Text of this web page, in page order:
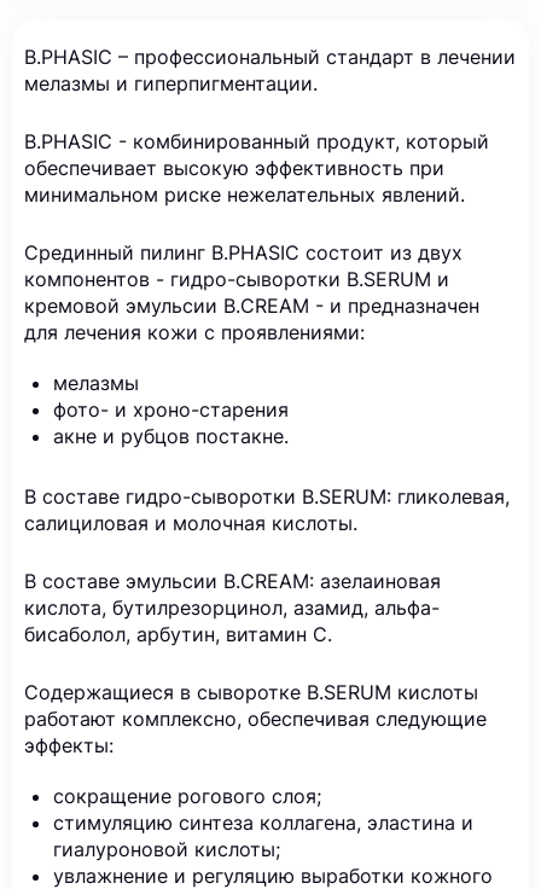
B.PHASIC – профессиональный стандарт в лечении
мелазмы и гиперпигментации.
B.PHASIC - комбинированный продукт, который
обеспечивает высокую эффективность при
минимальном риске нежелательных явлений.
Срединный пилинг B.PHASIC состоит из двух
компонентов - гидро-сыворотки B.SERUM и
кремовой эмульсии B.CREAM - и предназначен
для лечения кожи с проявлениями:
мелазмы
фото- и хроно-старения
акне и рубцов постакне.
В составе гидро-сыворотки B.SERUM: гликолевая,
салициловая и молочная кислоты.
В составе эмульсии B.CREAM: азелаиновая
кислота, бутилрезорцинол, азамид, альфа-
бисаболол, арбутин, витамин С.
Содержащиеся в сыворотке B.SERUM кислоты
работают комплексно, обеспечивая следующие
эффекты:
сокращение рогового слоя;
стимуляцию синтеза коллагена, эластина и
гиалуроновой кислоты;
увлажнение и регуляцию выработки кожного